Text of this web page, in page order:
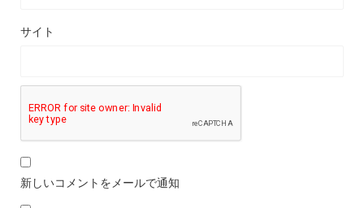
サイト
新しいコメントをメールで通知